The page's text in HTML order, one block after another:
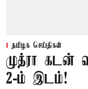
தமிழக செய்திகள்
முத்ரா கடன்
2-ம் இடம்!